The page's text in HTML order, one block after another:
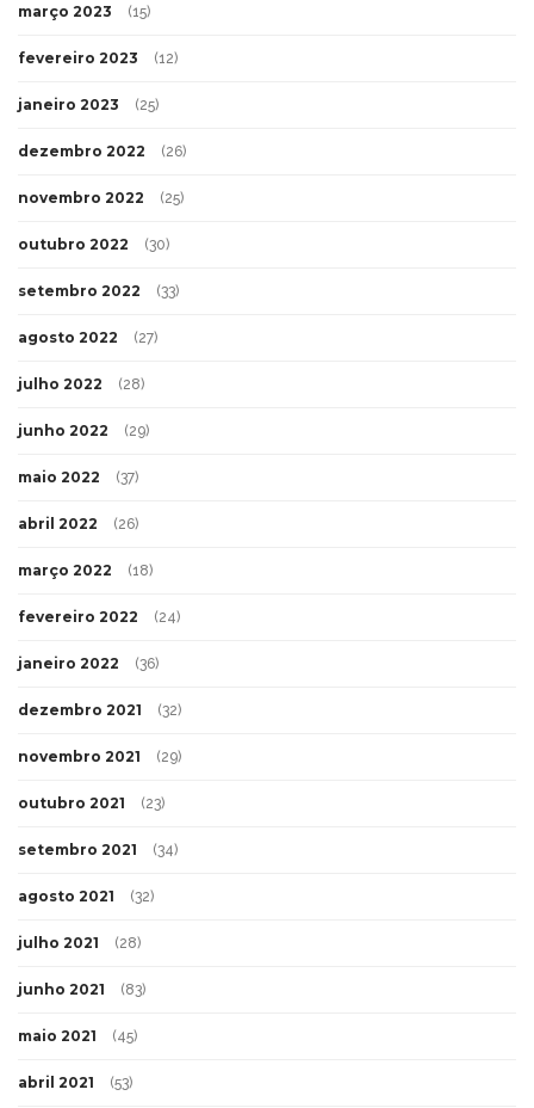
março 2023 (15)
fevereiro 2023 (12)
janeiro 2023 (25)
dezembro 2022 (26)
novembro 2022 (25)
outubro 2022 (30)
setembro 2022 (33)
agosto 2022 (27)
julho 2022 (28)
junho 2022 (29)
maio 2022 (37)
abril 2022 (26)
março 2022 (18)
fevereiro 2022 (24)
janeiro 2022 (36)
dezembro 2021 (32)
novembro 2021 (29)
outubro 2021 (23)
setembro 2021 (34)
agosto 2021 (32)
julho 2021 (28)
junho 2021 (83)
maio 2021 (45)
abril 2021 (53)